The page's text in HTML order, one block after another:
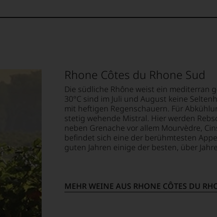
Rhone Côtes du Rhone Sud
Die südliche Rhône weist ein mediterran
30°C sind im Juli und August keine
mit heftigen Regenschauern. Für
stetig wehende Mistral. Hier werden
neben Grenache vor allem Mourvèdre,
befindet sich eine der berühmtesten
guten Jahren einige der besten, über
MEHR WEINE AUS RHONE CÔTES DU